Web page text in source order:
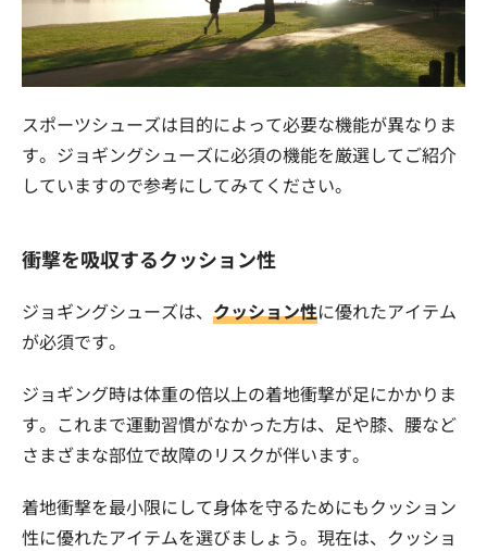
スポーツシューズは目的によって必要な機能が異なりま
す。ジョギングシューズに必須の機能を厳選してご紹介
していますので参考にしてみてください。
衝撃を吸収するクッション性
ジョギングシューズは、 クッション性に優れたアイテム
が必須です。
ジョギング時は体重の倍以上の着地衝撃が足にかかりま
す。これまで運動習慣がなかった方は、足や膝、腰など
さまざまな部位で故障のリスクが伴います。
着地衝撃を最小限にして身体を守るためにもクッション
性に優れたアイテムを選びましょう。現在は、クッショ